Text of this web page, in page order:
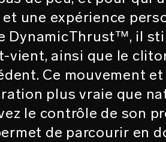
une expérience
DynamicThrust™, il
vient, ainsi que le
Ce mouvement
plus vraie que
le contrôle de son
de parcourir en